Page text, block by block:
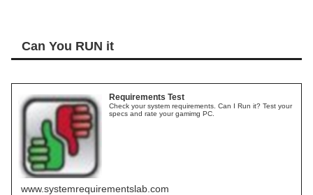
Can You RUN it
Requirements Test
Check your system requirements. Can I Run it? Test your
specs and rate your gamimg PC.
www.systemrequirementslab.com